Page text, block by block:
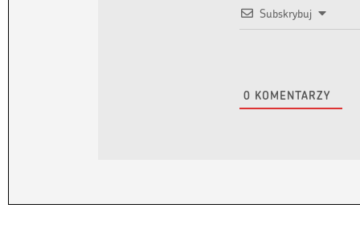
Subskrybuj
0 KOMENTARZY